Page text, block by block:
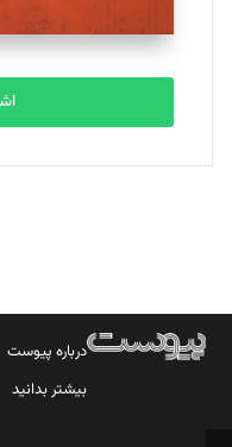
درباره پیوست
بیشتر بدانید